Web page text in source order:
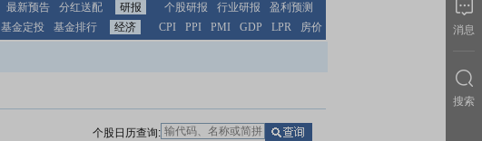
最新预告 分红送配 研报 个股研报 行业研报
盈利预测
基金定投 基金排行 经济 CPI PPI PMI GDP LPR 房价
个股日历查询:
消息
搜索